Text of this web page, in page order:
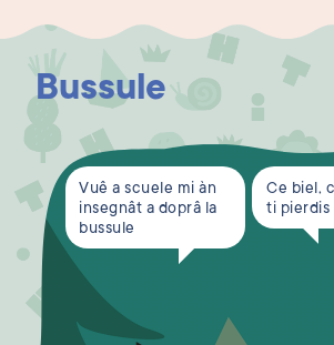
Bussule
Vuê a scuele mi àn
insegnât a doprâ la
bussule
Ce biel,
ti pierdis